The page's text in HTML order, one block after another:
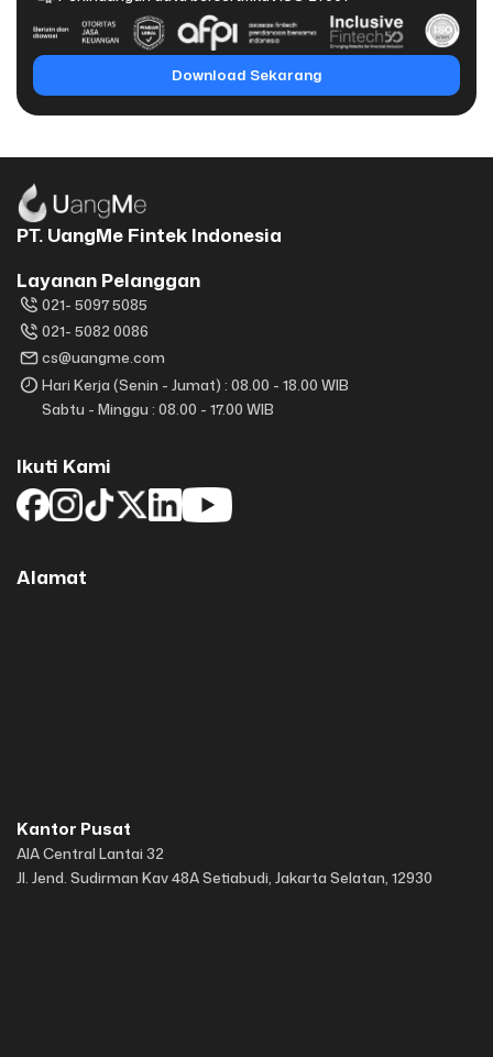
Download Sekarang
PT. UangMe Fintek Indonesia
Layanan Pelanggan
021- 5097 5085
021- 5082 0086
cs@uangme.com
Hari Kerja (Senin - Jumat) : 08.00 - 18.00 WIB
Sabtu - Minggu : 08.00 - 17.00 WIB
Ikuti Kami
Alamat
Kantor Pusat
AIA Central Lantai 32
Jl. Jend. Sudirman Kav 48A Setiabudi, Jakarta Selatan, 12930